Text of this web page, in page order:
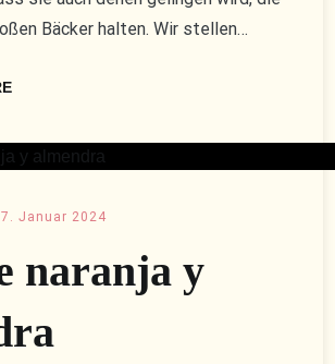
Bäcker halten. Wir stellen…
7. Januar 2024
naranja y